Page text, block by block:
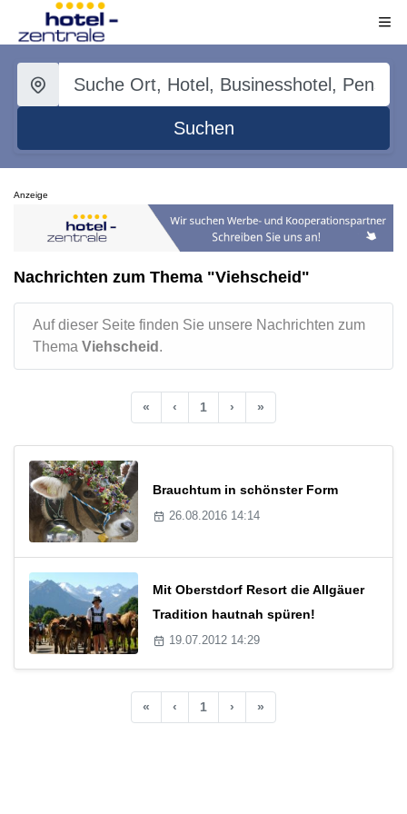
Suchen
Anzeige
Nachrichten zum Thema "Viehscheid"
Auf dieser Seite finden Sie unsere Nachrichten zum
Thema Viehscheid .
« ‹ 1 › »
Brauchtum in schönster Form
26.08.2016 14:14
Mit Oberstdorf Resort die Allgäuer
Tradition hautnah spüren!
19.07.2012 14:29
« ‹ 1 › »